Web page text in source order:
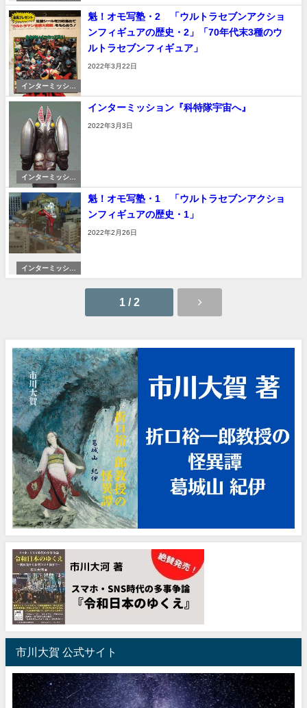
ン
インターミッショ
ン
魁！オモ写塾・2 「ウルトラセブンアクショ
ンフィギュアの歴史・2」「70年代末3種のウ
ルトラセブンフィギュア」
2022年3月22日
インターミッショ
ン
インターミッション『科特隊宇宙へ』
2022年3月3日
インターミッショ
ン
魁！オモ写塾・1 「ウルトラセブンアクショ
ンフィギュアの歴史・1」
2022年2月26日
1 / 2
市川大賀 公式サイト